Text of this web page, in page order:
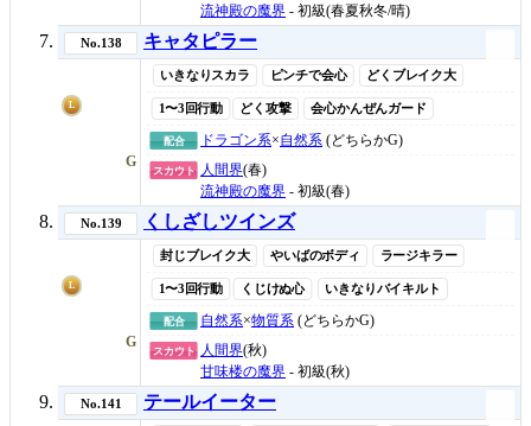
流神殿の魔界 - 初級(春夏秋冬/晴)
No.138 キャタピラー
L
G
いきなりスカラ ピンチで会心 どくブレイク大
1〜3回行動 どく攻撃 会心かんぜんガード
配合 ドラゴン系×自然系 (どちらかG)
スカウト 人間界(春)
流神殿の魔界 - 初級(春)
No.139 くしざしツインズ
L
G
封じブレイク大 やいばのボディ ラージキラー
1〜3回行動 くじけぬ心 いきなりバイキルト
配合 自然系×物質系 (どちらかG)
スカウト 人間界(秋)
甘味楼の魔界 - 初級(秋)
No.141 テールイーター